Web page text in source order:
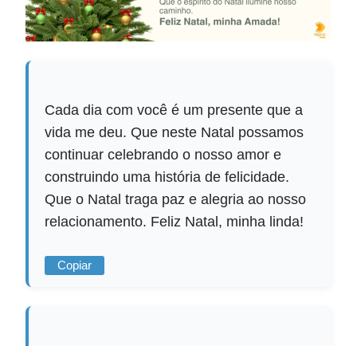
Cada dia com você é um presente que a
vida me deu. Que neste Natal possamos
continuar celebrando o nosso amor e
construindo uma história de felicidade.
Que o Natal traga paz e alegria ao nosso
relacionamento. Feliz Natal, minha linda!
Copiar